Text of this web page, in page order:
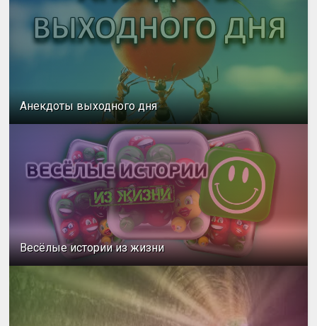
Анекдоты выходного дня
Весёлые истории из жизни